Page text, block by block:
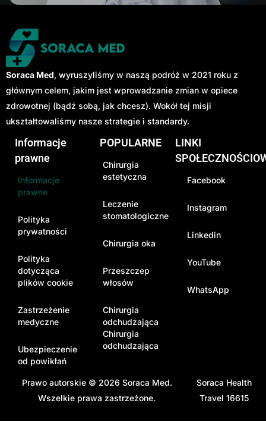
Soraca Med, wyruszyliśmy w naszą podróż w 2021 roku z
głównym celem, jakim jest wprowadzanie zmian w opiece
zdrowotnej (bądź sobą, jak chcesz). Wokół tej misji
ukształtowaliśmy nasze strategie i standardy.
Informacje
prawne
Informacje
prawne
Polityka
prywatności
Polityka
dotycząca
plików cookie
Zastrzeżenie
medyczne
Ubezpieczenie
od powikłań
POPULARNE
Chirurgia
estetyczna
Leczenie
stomatologiczne
Chirurgia oka
Przeszczep
włosów
Chirurgia
odchudzająca
Chirurgia
odchudzająca
LINKI
Facebook
Instagram
Linkedin
YouTube
WhatsApp
Prawo autorskie © 2026 Soraca Med.
Wszelkie prawa zastrzeżone.
Soraca Health
Travel 16615